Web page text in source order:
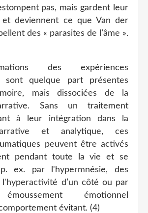
pas, mais gardent leur
deviennent ce que Van der
des « parasites de l’âme ».
des expériences
sont quelque part présentes
mais dissociées de la
Sans un traitement
à leur intégration dans la
et analytique, ces
peuvent être activés
pendant toute la vie et se
ex. par l'hypermnésie, des
d’un côté ou par
émoussement émotionnel
évitant. (4)